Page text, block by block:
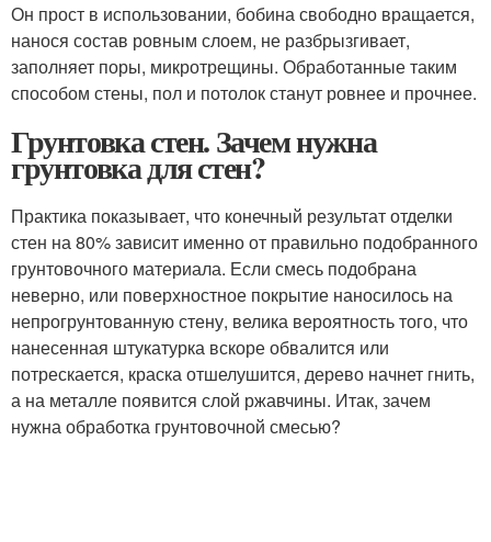
Он прост в использовании, бобина свободно вращается,
нанося состав ровным слоем, не разбрызгивает,
заполняет поры, микротрещины. Обработанные таким
способом стены, пол и потолок станут ровнее и прочнее.
Грунтовка стен. Зачем нужна
грунтовка для стен?
Практика показывает, что конечный результат отделки
стен на 80% зависит именно от правильно подобранного
грунтовочного материала. Если смесь подобрана
неверно, или поверхностное покрытие наносилось на
непрогрунтованную стену, велика вероятность того, что
нанесенная штукатурка вскоре обвалится или
потрескается, краска отшелушится, дерево начнет гнить,
а на металле появится слой ржавчины. Итак, зачем
нужна обработка грунтовочной смесью?